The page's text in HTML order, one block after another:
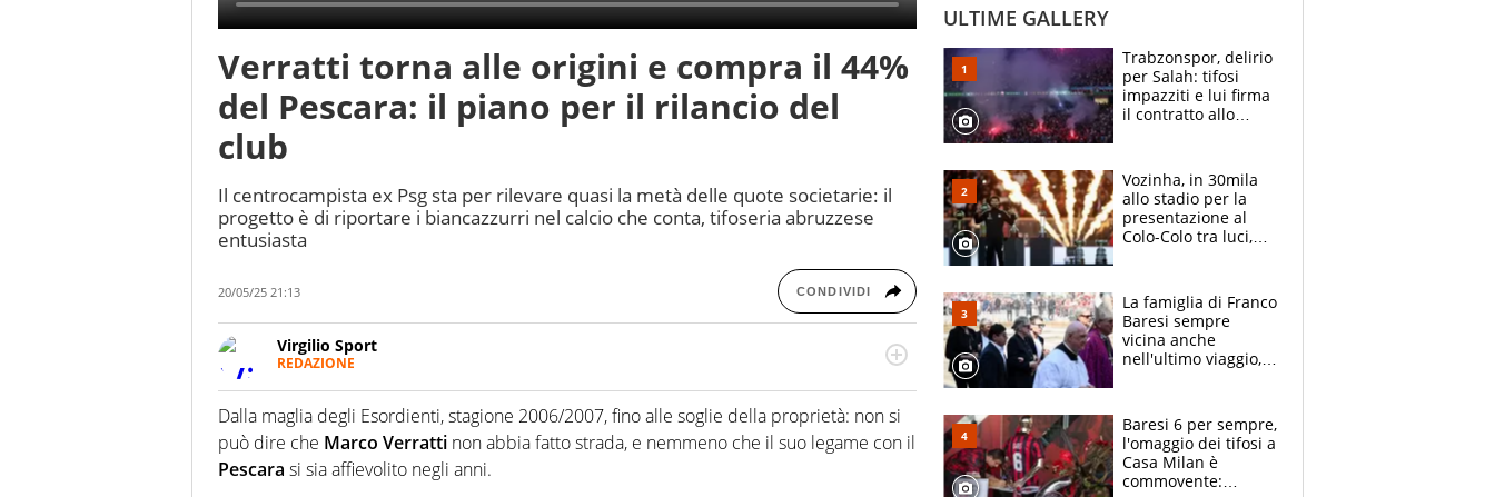
Verratti torna alle origini e compra il 44%
del Pescara: il piano per il rilancio del
club
Il centrocampista ex Psg sta per rilevare quasi la metà delle quote societarie: il
progetto è di riportare i biancazzurri nel calcio che conta, tifoseria abruzzese
entusiasta
20/05/25 21:13 CONDIVIDI
Virgilio Sport
REDAZIONE
sport. Calcio, calciomercato, F1, Motomondiale ma anche tennis, volley, basket: su
Virgilio Sport i tifosi e gli appassionati sanno che troveranno sempre copertura
completa e zero faziosità. La squadra di Virgilio Sport è formata da giornalisti ed
esperti di sport abili sia nel gioco di rimessa quando intercettano le notizie e le
Dalla maglia degli Esordienti, stagione 2006/2007, fino alle soglie della proprietà: non si
può dire che Marco Verratti non abbia fatto strada, e nemmeno che il suo legame con il
Pescara si sia affievolito negli anni.
ULTIME GALLERY
Trabzonspor, delirio
per Salah: tifosi
impazziti e lui firma
il contratto allo
Vozinha, in 30mila
allo stadio per la
presentazione al
Colo-Colo tra luci,
La famiglia di Franco
Baresi sempre
vicina anche
nell'ultimo viaggio,
circondati
dall'affetto dei tifosi
Baresi 6 per sempre,
l'omaggio dei tifosi a
Casa Milan è
commovente: